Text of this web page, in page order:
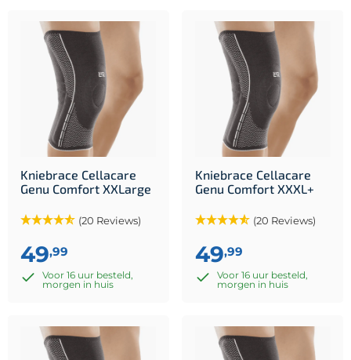
Kniebrace Cellacare
Genu Comfort XXLarge
(20 Reviews)
49,99
Voor 16 uur besteld,
morgen in huis
Kniebrace Cellacare
Genu Comfort XXXL+
(20 Reviews)
49,99
Voor 16 uur besteld,
morgen in huis